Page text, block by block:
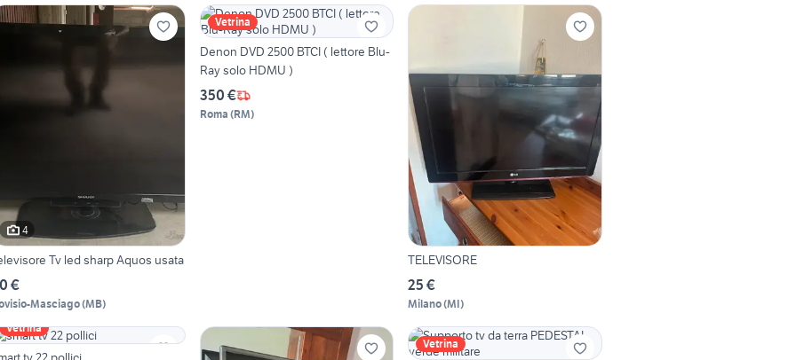
4
Tv led sharp Aquos usata
€
Masciago(MB)
Vetrina
Denon DVD 2500 BTCI ( lettore Blu-
Ray solo HDMU )
350 €
Roma (RM)
TELEVISORE
25 €
Milano(MI)
Vetrina
Vetrina